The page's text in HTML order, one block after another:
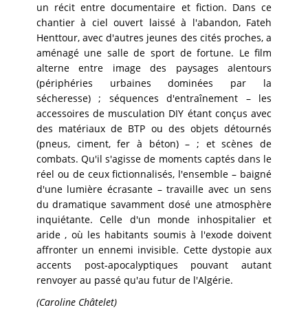
un récit entre documentaire et fiction. Dans ce
chantier à ciel ouvert laissé à l'abandon, Fateh
Henttour, avec d'autres jeunes des cités proches, a
aménagé une salle de sport de fortune. Le film
alterne entre image des paysages alentours
(périphéries urbaines dominées par la
sécheresse) ; séquences d'entraînement – les
accessoires de musculation DIY étant conçus avec
des matériaux de BTP ou des objets détournés
(pneus, ciment, fer à béton) – ; et scènes de
combats. Qu'il s'agisse de moments captés dans le
réel ou de ceux fictionnalisés, l'ensemble – baigné
d'une lumière écrasante – travaille avec un sens
du dramatique savamment dosé une atmosphère
inquiétante. Celle d'un monde inhospitalier et
aride , où les habitants soumis à l'exode doivent
affronter un ennemi invisible. Cette dystopie aux
accents post-apocalyptiques pouvant autant
renvoyer au passé qu'au futur de l'Algérie.
(Caroline Châtelet)